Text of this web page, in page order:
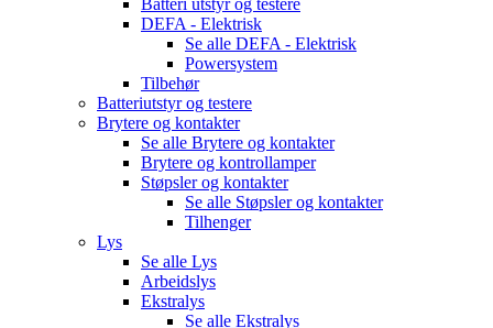
DEFA - Elektrisk
Se alle DEFA - Elektrisk
Powersystem
Tilbehør
Batteriutstyr og testere
Brytere og kontakter
Se alle Brytere og kontakter
Brytere og kontrollamper
Støpsler og kontakter
Se alle Støpsler og kontakter
Tilhenger
Lys
Se alle Lys
Arbeidslys
Ekstralys
Se alle Ekstralys